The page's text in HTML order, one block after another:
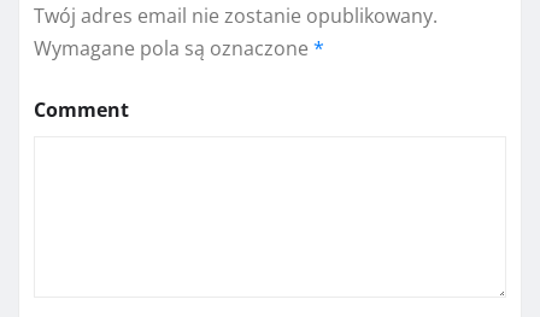
Twój adres email nie zostanie opublikowany.
Wymagane pola są oznaczone *
Comment